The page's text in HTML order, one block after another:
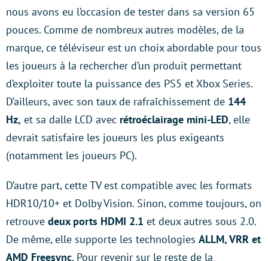
nous avons eu l’occasion de tester dans sa version 65
pouces. Comme de nombreux autres modèles, de la
marque, ce téléviseur est un choix abordable pour tous
les joueurs à la rechercher d’un produit permettant
d’exploiter toute la puissance des PS5 et Xbox Series.
D’ailleurs, avec son taux de rafraîchissement de 144
Hz, et sa dalle LCD avec rétroéclairage mini-LED, elle
devrait satisfaire les joueurs les plus exigeants
(notamment les joueurs PC).
D’autre part, cette TV est compatible avec les formats
HDR10/10+ et Dolby Vision. Sinon, comme toujours, on
retrouve deux ports HDMI 2.1 et deux autres sous 2.0.
De même, elle supporte les technologies ALLM, VRR et
AMD Freesync. Pour revenir sur le reste de la